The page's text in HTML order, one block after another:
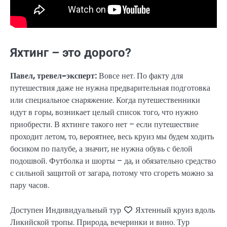
Яхтинг – это дорого?
Павел, тревел-эксперт:Вовсе нет. По факту для
путешествия даже не нужна предварительная подготовка
или специальное снаряжение. Когда путешественники
идут в горы, возникает целый список того, что нужно
приобрести. В яхтинге такого нет – если путешествие
проходит летом, то, вероятнее, весь круиз мы будем ходить
босиком по палубе, а значит, не нужна обувь с белой
подошвой. Футболка и шорты – да, и обязательно средство
с сильной защитой от загара, потому что сгореть можно за
пару часов.
Доступен Индивидуальный тур
Яхтенный круиз вдоль
Ликийской тропы. Природа, вечеринки и вино. Тур